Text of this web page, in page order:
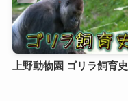
上野動物園 ゴリラ飼育史